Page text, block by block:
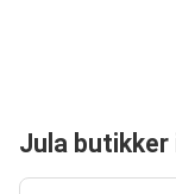
Jula